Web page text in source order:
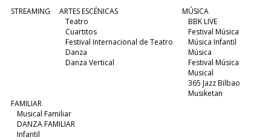
STREAMING
ARTES ESCÉNICAS
Teatro
Cuartitos
Festival Internacional de Teatro
Danza
Danza Vertical
MÚSICA
BBK LIVE
Festival Música
Música Infantil
Música
Festival Música
Musical
365 Jazz Bilbao
Musiketan
FAMILIAR
Musical Familiar
DANZA FAMILIAR
Infantil